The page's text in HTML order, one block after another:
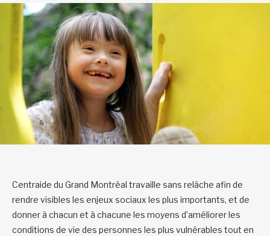
Centraide du Grand Montréal travaille sans relâche afin de
rendre visibles les enjeux sociaux les plus importants, et de
donner à chacun et à chacune les moyens d’améliorer les
conditions de vie des personnes les plus vulnérables tout en